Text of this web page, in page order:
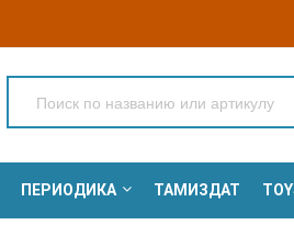
ПЕРИОДИКА ТАМИЗДАТ